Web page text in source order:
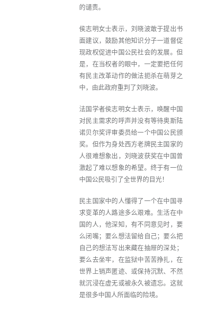
的谴责。
侯志明女士表示，刘晓波敢于提出书
面建议，鼓励其他知识分子一道督促
现政权促进中国公民社会的发展。但
是，在当权者的眼中，一定要把任何
有民主改革动作的做法扼杀在萌芽之
中，由此政府重判了刘晓波。
法国学者侯志明女士表示，唤醒中国
对民主需求的呼声并没有等待奥斯陆
诺贝尔奖评审委员给一个中国公民颁
奖。但作为身处西方老牌民主国家的
人很难想象出，刘晓波获奖在中国曾
激起了难以想象的希望。终于有一位
中国公民吸引了全世界的目光！
民主国家中的人懂得了一个在中国寻
求变革的人路途多么艰难。生活在中
国的人，他深知，有不同意见时，要
么闭嘴；要么想法留给自己；要么把
自己的想法写出来藏在抽屉的深处；
要么去坐牢，在监狱中苦苦挣扎，在
世界上销声匿迹、或保持沉默、不然
就沉浸在虚无或被永久被遗忘。这就
是很多中国人所面临的险境。